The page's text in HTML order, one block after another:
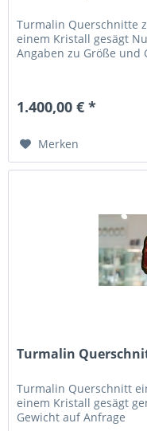
Turmalin Querschnitte
einem Kristall gesägt
Angaben zu Größe und
1.400,00 € *
Merken
Turmalin
Turmalin Querschnitt
einem Kristall gesägt
Gewicht auf Anfrage